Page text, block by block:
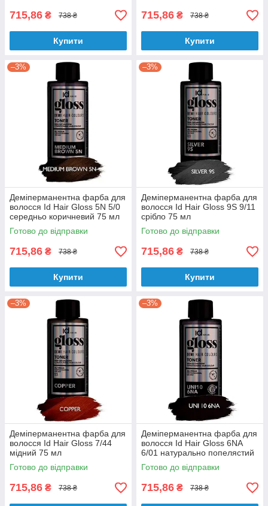
715,86 ₴ 738 ₴
Купити
715,86 ₴ 738 ₴
Купити
–3%
Деміперманентна фарба для
волосся Id Hair Gloss 5N 5/0
середньо коричневий 75 мл
Готово до відправки
715,86 ₴ 738 ₴
Купити
–3%
Деміперманентна фарба для
волосся Id Hair Gloss 9S 9/11
срібло 75 мл
Готово до відправки
715,86 ₴ 738 ₴
Купити
–3%
Деміперманентна фарба для
волосся Id Hair Gloss 7/44
мідний 75 мл
Готово до відправки
715,86 ₴ 738 ₴
–3%
Деміперманентна фарба для
волосся Id Hair Gloss 6NA
6/01 натурально попелястий
75 мл
Готово до відправки
715,86 ₴ 738 ₴